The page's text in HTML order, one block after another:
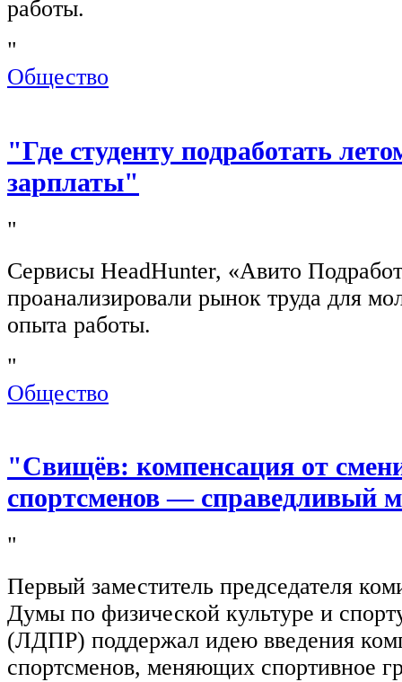
работы.
"
Общество
"Где студенту подработать
зарплаты"
"
Сервисы HeadHunter, «Авито
проанализировали рынок труда для
опыта работы.
"
Общество
"Свищёв: компенсация от
спортсменов — справедливый
"
Первый заместитель председателя
Думы по физической культуре и
(ЛДПР) поддержал идею введения
спортсменов, меняющих спортивное